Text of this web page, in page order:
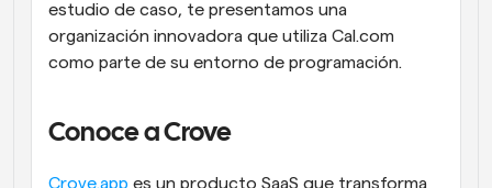
estudio de caso, te presentamos una
organización innovadora que utiliza Cal.com
como parte de su entorno de programación.
Conoce a Crove
Crove.app es un producto SaaS que transforma